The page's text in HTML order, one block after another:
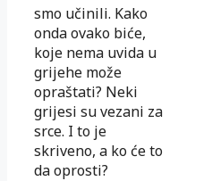
smo učinili. Kako
onda ovako biće,
koje nema uvida u
grijehe može
opraštati? Neki
grijesi su vezani za
srce. I to je
skriveno, a ko će to
da oprosti?